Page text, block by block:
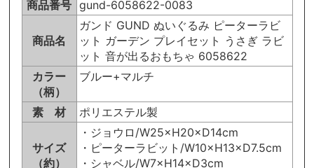
商品番号 gund-6058622-0083
商品名
ガンド GUND ぬいぐるみ ピーターラビ
ット ガーデン プレイセット うさぎ ラビ
ット 音が出るおもちゃ 6058622
カラー
（柄）
ブルー+マルチ
素 材 ポリエステル製
サイズ
（約）
・ジョウロ/W25×H20×D14cm
・ピーターラビット/W10×H13×D7.5cm
・シャベル/W7×H14×D3cm